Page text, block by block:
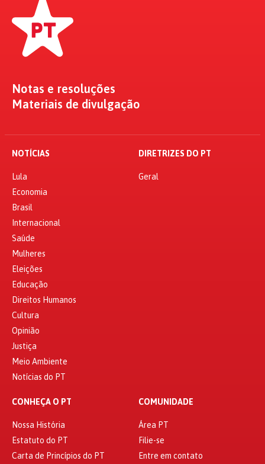
Notas e resoluções
Materiais de divulgação
NOTÍCIAS
Lula
Economia
Brasil
Internacional
Saúde
Mulheres
Eleições
Educação
Direitos Humanos
Cultura
Opinião
Justiça
Meio Ambiente
Notícias do PT
DIRETRIZES DO PT
Geral
CONHEÇA O PT
Nossa História
Estatuto do PT
Carta de Princípios do PT
COMUNIDADE
Área PT
Filie-se
Entre em contato